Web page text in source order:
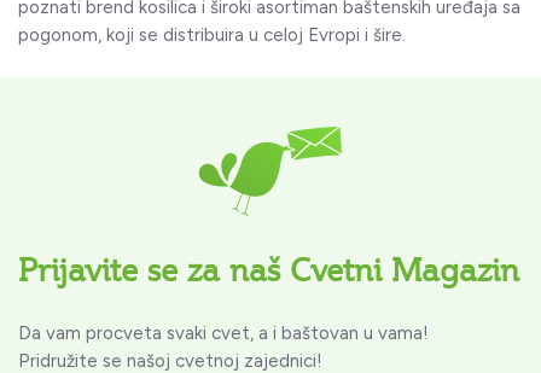
poznati brend kosilica i široki asortiman baštenskih uređaja sa
pogonom, koji se distribuira u celoj Evropi i šire.
Prijavite se za naš Cvetni Magazin
Da vam procveta svaki cvet, a i baštovan u vama!
Pridružite se našoj cvetnoj zajednici!